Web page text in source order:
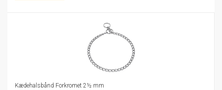
Kædehalsbånd Forkromet 2½ mm